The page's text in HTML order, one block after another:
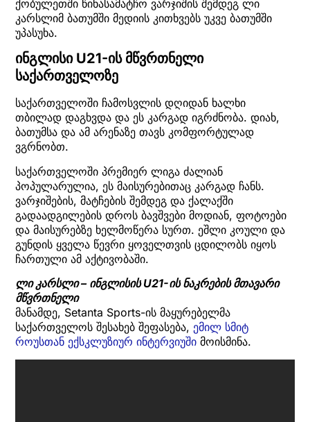
ქობულეთში წინასამატჩო ვარჯიშის შემდეგ ლი
კარსლიმ ბათუმში მედიის კითხვებს უკვე ბათუმში
უპასუხა.
ინგლისი U21-ის მწვრთნელი
საქართველოზე
საქართველოში ჩამოსვლის დღიდან ხალხი
თბილად დაგხვდა და ეს კარგად იგრძნობა. დიახ,
ბათუმსა და ამ არენაზე თავს კომფორტულად
ვგრნობთ.
საქართველოში პრემიერ ლიგა ძალიან
პოპულარულია, ეს მაისურებითაც კარგად ჩანს.
ვარჯიშების, მატჩების შემდეგ და ქალაქში
გადაადგილების დროს ბავშვები მოდიან, ფოტოები
და მაისურებზე ხელმოწერა სურთ. ეშლი კოული და
გუნდის ყველა წევრი ყოველთვის ცდილობს იყოს
ჩართული ამ აქტივობაში.
ლი კარსლი – ინგლისის U21-ის ნაკრების მთავარი
მწვრთნელი
მანამდე, Setanta Sports-ის მაყურებელმა
საქართველოს შესახებ შეფასება, ემილ სმიტ
როუსთან ექსკლუზიურ ინტერვიუში მოისმინა.